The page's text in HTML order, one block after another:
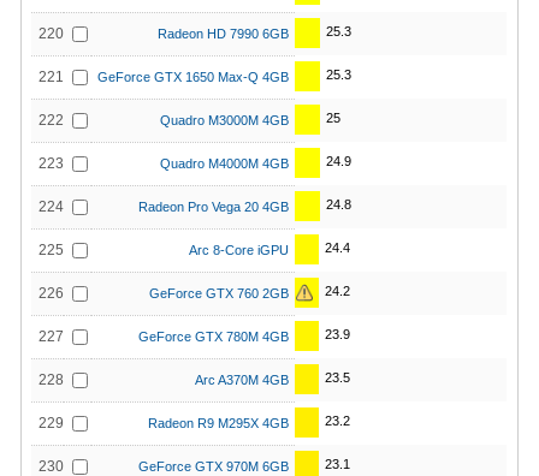
220 Radeon HD 7990 6GB 25.3
221 GeForce GTX 1650 Max-Q 4GB 25.3
222 Quadro M3000M 4GB 25
223 Quadro M4000M 4GB 24.9
224 Radeon Pro Vega 20 4GB 24.8
225 Arc 8-Core iGPU 24.4
226 GeForce GTX 760 2GB 24.2
227 GeForce GTX 780M 4GB 23.9
228 Arc A370M 4GB 23.5
229 Radeon R9 M295X 4GB 23.2
230 GeForce GTX 970M 6GB 23.1